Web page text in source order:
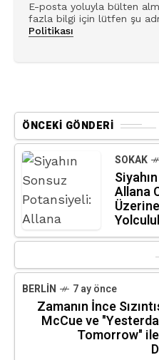
E-posta yoluyla bülten
fazla bilgi için lütfen şu
Politikası
ÖNCEKI GÖNDERI
SOKAK
Allana
BERLIN 7 ay önce
Zamanın İnce
McCue ve
Tomorrow"